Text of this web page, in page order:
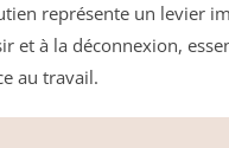
représente un levier
et à la déconnexion,
au travail.